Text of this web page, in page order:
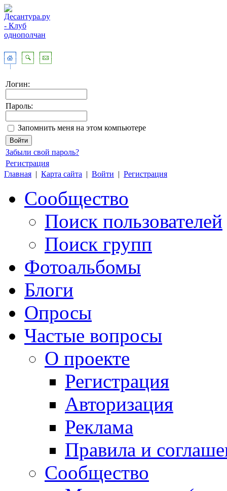
Логин:
Пароль:
Запомнить меня на этом компьютере
Забыли свой пароль?
Регистрация
Главная | Карта сайта | Войти | Регистрация
Сообщество
Поиск пользователей
Поиск групп
Фотоальбомы
Блоги
Опросы
Частые вопросы
О проекте
Регистрация
Авторизация
Реклама
Правила и
Сообщество